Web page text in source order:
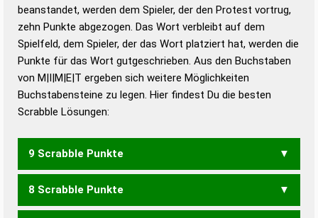
Duden – Standardwerk in 12 Bänden
Duden – Richtiges und gutes
Deutsch
Duden – Die deutsche Grammatik
Duden – Deutsches
beanstandet, werden dem Spieler, der den Protest vortrug,
zehn Punkte abgezogen. Das Wort verbleibt auf dem
Spielfeld, dem Spieler, der das Wort platziert hat, werden die
Punkte für das Wort gutgeschrieben. Aus den Buchstaben
von M|I|M|E|T ergeben sich weitere Möglichkeiten
Buchstabensteine zu legen. Hier findest Du die besten
Scrabble Lösungen:
9 Scrabble Punkte
MIMTE
8 Scrabble Punkte